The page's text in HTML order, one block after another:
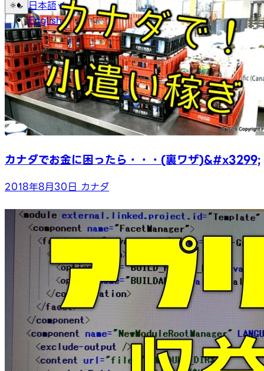
日本語
English
カナダでお金に困ったら・・・(裏ワザ)&#x3299;
2018年8月30日 カナダ